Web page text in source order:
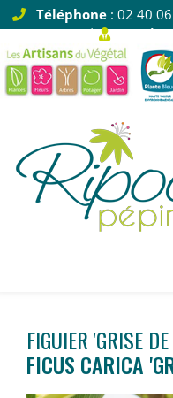
Téléphone: 02 40
Tapez 1 |
Service
FIGUIER 'GRISE
FICUS CARICA